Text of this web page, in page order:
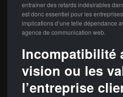
entraîner des retards indésirables
est donc essentiel pour les
implications d’une telle dépendance
agence de communication web.
Incompatibilité
vision ou les
l’entreprise